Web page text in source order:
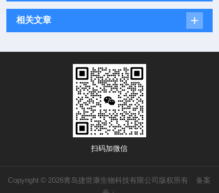
相关文章
扫码加微信
Copyright © 2026青岛捷世康生物科技有限公司版权所有 备案